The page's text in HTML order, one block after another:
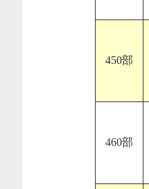
450部
460部